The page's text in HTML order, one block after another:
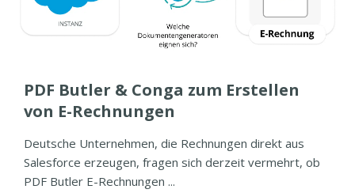
PDF Butler & Conga zum Erstellen
von E-Rechnungen
Deutsche Unternehmen, die Rechnungen direkt aus
Salesforce erzeugen, fragen sich derzeit vermehrt, ob
PDF Butler E-Rechnungen ...